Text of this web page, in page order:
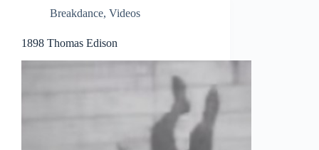
Breakdance, Videos
1898 Thomas Edison